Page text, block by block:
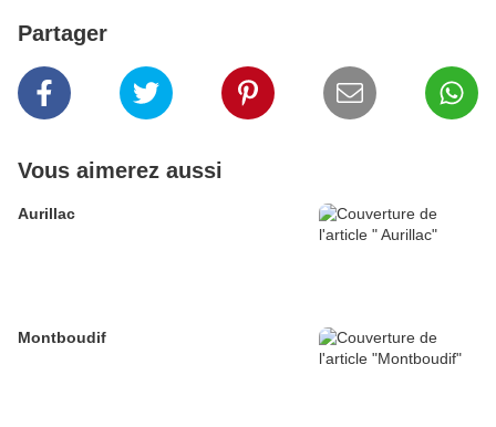
Partager
Vous aimerez aussi
Aurillac
Montboudif